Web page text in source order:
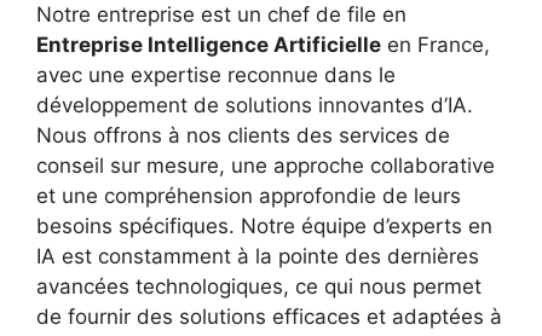
Notre entreprise est un chef de file en
Entreprise Intelligence Artificielle en France,
avec une expertise reconnue dans le
développement de solutions innovantes d’IA.
Nous offrons à nos clients des services de
conseil sur mesure, une approche collaborative
et une compréhension approfondie de leurs
besoins spécifiques. Notre équipe d’experts en
IA est constamment à la pointe des dernières
avancées technologiques, ce qui nous permet
de fournir des solutions efficaces et adaptées à